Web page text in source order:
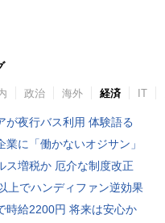
政治 海外 経済 IT
が夜行バス利用 体験語る
業に「働かないオジサン」
ス増税か 厄介な制度改正
上でハンディファン逆効果
時給2200円 将来は安心か